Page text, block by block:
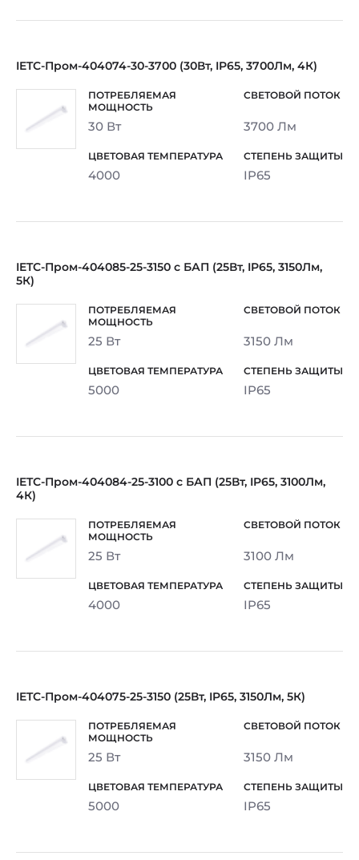
IETC-Пром-404074-30-3700 (30Вт, IP65, 3700Лм, 4К)
30 Вт 3700 Лм
4000 IP65
IETC-Пром-404085-25-3150 с БАП (25Вт, IP65, 3150Лм,
5К)
25 Вт 3150 Лм
5000 IP65
IETC-Пром-404084-25-3100 с БАП (25Вт, IP65, 3100Лм,
4К)
25 Вт 3100 Лм
4000 IP65
IETC-Пром-404075-25-3150 (25Вт, IP65, 3150Лм, 5К)
25 Вт 3150 Лм
5000 IP65